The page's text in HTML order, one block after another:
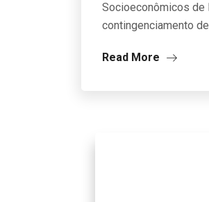
Socioeconômicos de
contingenciamento
Read More